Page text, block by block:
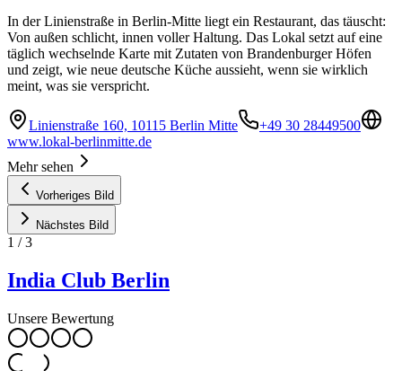
In der Linienstraße in Berlin-Mitte liegt ein Restaurant, das täuscht:
Von außen schlicht, innen voller Haltung. Das Lokal setzt auf eine
täglich wechselnde Karte mit Zutaten von Brandenburger Höfen
und zeigt, wie neue deutsche Küche aussieht, wenn sie wirklich
meint, was sie verspricht.
Linienstraße 160, 10115 Berlin Mitte
+49 30 28449500
www.lokal-berlinmitte.de
Mehr sehen
Vorheriges Bild
Nächstes Bild
1 /3
India Club Berlin
Unsere Bewertung